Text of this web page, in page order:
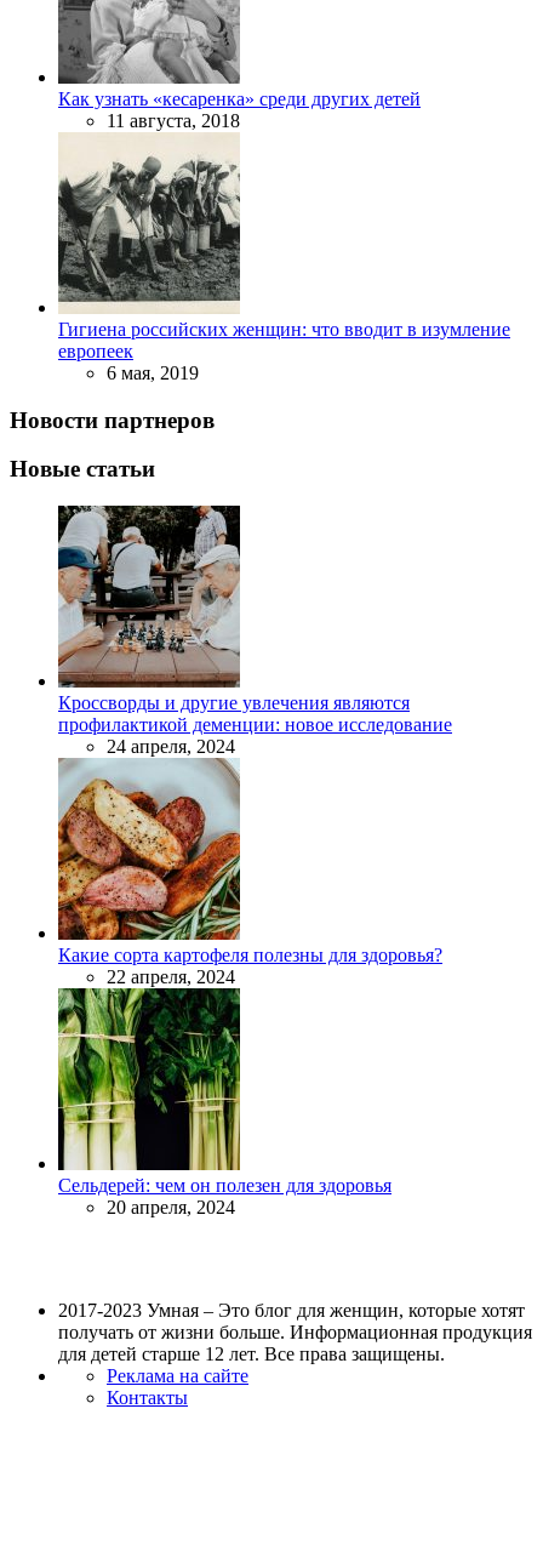
Как узнать «кесаренка» среди других детей
11 августа, 2018
Гигиена российских женщин: что вводит в изумление
европеек
6 мая, 2019
Новости партнеров
Новые статьи
Кроссворды и другие увлечения являются
профилактикой деменции: новое исследование
24 апреля, 2024
Какие сорта картофеля полезны для здоровья?
22 апреля, 2024
Сельдерей: чем он полезен для здоровья
20 апреля, 2024
2017-2023 Умная – Это блог для женщин, которые хотят
получать от жизни больше. Информационная продукция
для детей старше 12 лет. Все права защищены.
Реклама на сайте
Контакты